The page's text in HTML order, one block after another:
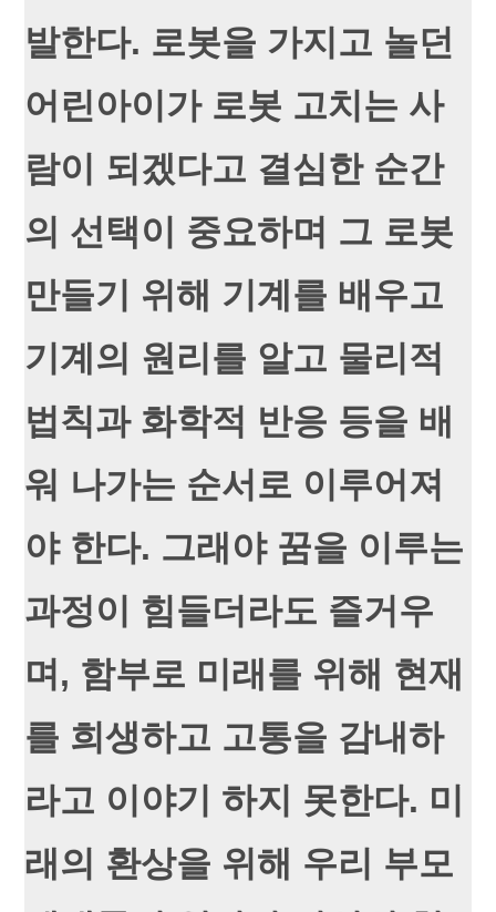
발한다. 로봇을 가지고 놀던
어린아이가 로봇 고치는 사
람이 되겠다고 결심한 순간
의 선택이 중요하며 그 로봇
만들기 위해 기계를 배우고
기계의 원리를 알고 물리적
법칙과 화학적 반응 등을 배
워 나가는 순서로 이루어져
야 한다. 그래야 꿈을 이루는
과정이 힘들더라도 즐거우
며, 함부로 미래를 위해 현재
를 희생하고 고통을 감내하
라고 이야기 하지 못한다. 미
래의 환상을 위해 우리 부모